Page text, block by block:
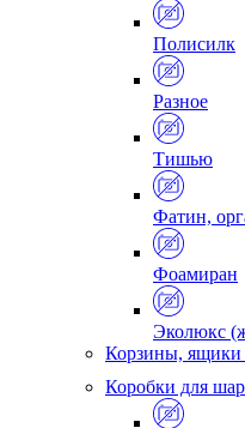
Полисилк
Разное
Тишью
Фатин,
Фоамиран
Эколюкс
Корзины, ящики
Коробки для